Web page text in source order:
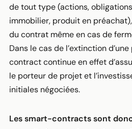
de tout type (actions,
immobilier, produit en
du contrat même en cas de
Dans le cas de l’extinction
contract continue en effet
le porteur de projet et
initiales négociées.
Les smart-contracts sont